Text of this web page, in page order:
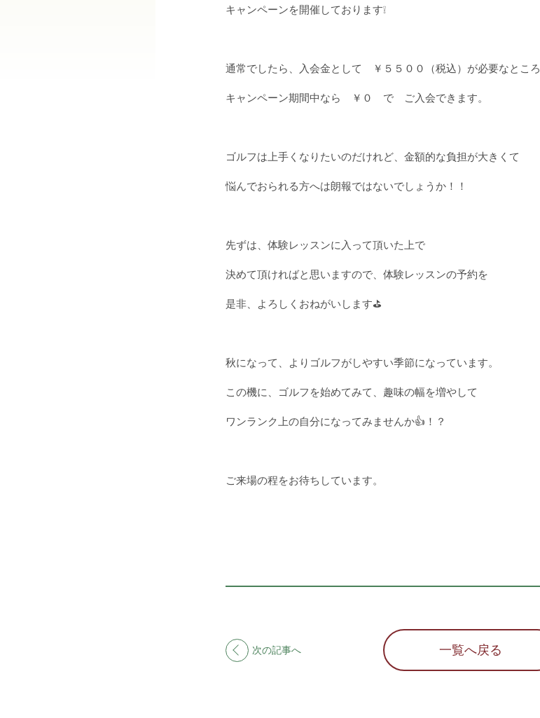
キャンペーンを開催しております❕
通常でしたら、入会金として ￥５５００（税込）が必要なところ
キャンペーン期間中なら ￥０ で ご入会できます。
ゴルフは上手くなりたいのだけれど、金額的な負担が大きくて
悩んでおられる方へは朗報ではないでしょうか！！
先ずは、体験レッスンに入って頂いた上で
決めて頂ければと思いますので、体験レッスンの予約を
是非、よろしくおねがいします⛳
秋になって、よりゴルフがしやすい季節になっています。
この機に、ゴルフを始めてみて、趣味の幅を増やして
ワンランク上の自分になってみませんか👍！？
ご来場の程をお待ちしています。
次の記事へ 一覧へ戻る